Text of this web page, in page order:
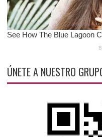
ÚNETE A NUESTRO